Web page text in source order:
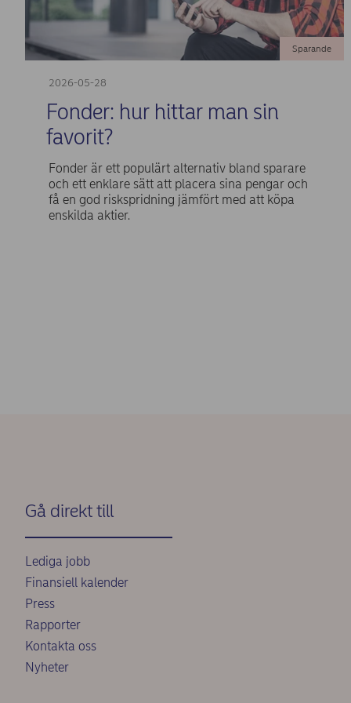
2026-05-28
Sparande
Fonder: hur hittar man sin
favorit?
Fonder är ett populärt alternativ bland sparare
och ett enklare sätt att placera sina pengar och
få en god riskspridning jämfört med att köpa
enskilda aktier.
Gå direkt till
Lediga jobb
Finansiell kalender
Press
Rapporter
Kontakta oss
Nyheter